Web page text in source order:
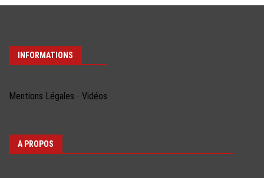
INFORMATIONS
Mentions Légales - Vidéos
A PROPOS